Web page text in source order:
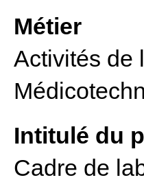
Métier
Activités de
Intitulé du
Cadre de